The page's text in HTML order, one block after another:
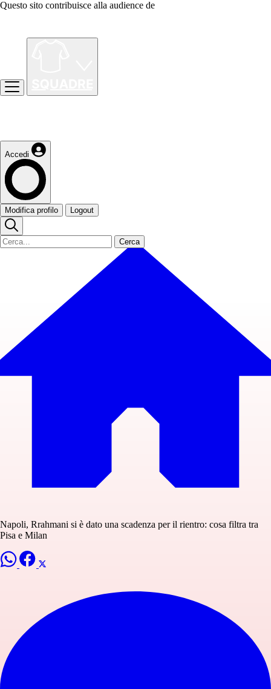
Questo sito contribuisce alla audience de
Accedi
Modifica profilo Logout
Cerca
Napoli, Rrahmani si è dato una scadenza per il rientro: cosa filtra tra
Pisa e Milan